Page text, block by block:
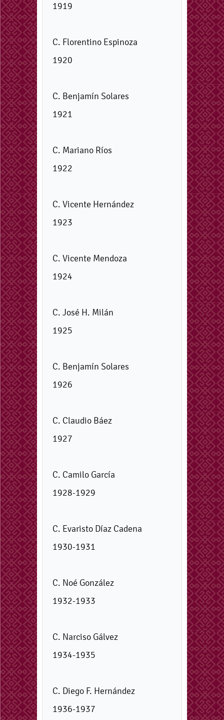
1919
C. Florentino Espinoza
1920
C. Benjamín Solares
1921
C. Mariano Ríos
1922
C. Vicente Hernández
1923
C. Vicente Mendoza
1924
C. José H. Milán
1925
C. Benjamín Solares
1926
C. Claudio Báez
1927
C. Camilo García
1928-1929
C. Evaristo Díaz Cadena
1930-1931
C. Noé González
1932-1933
C. Narciso Gálvez
1934-1935
C. Diego F. Hernández
1936-1937